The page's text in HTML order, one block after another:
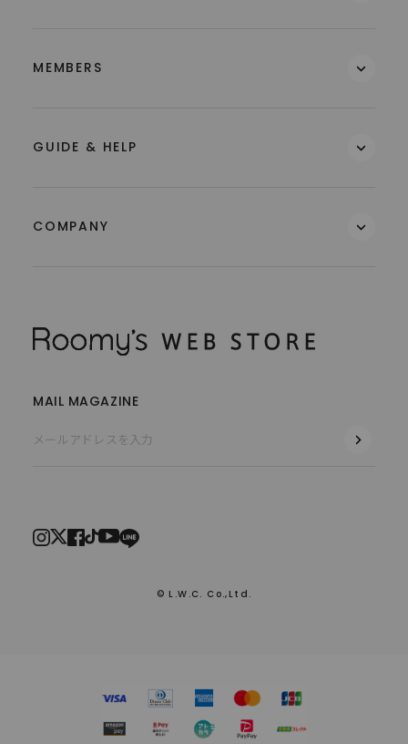
MEMBERS
GUIDE & HELP
COMPANY
MAIL MAGAZINE
© L.W.C. Co.,Ltd.